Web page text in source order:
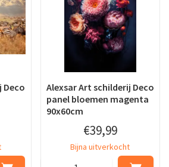
Deco
Alexsar Art schilderij Deco
panel bloemen magenta
90x60cm
€39,99
Bijna uitverkocht